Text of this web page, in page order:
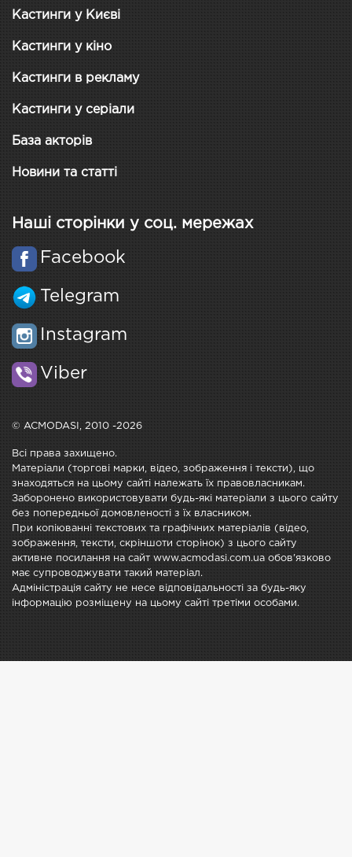
Кастинги у Києві
Кастинги у кіно
Кастинги в рекламу
Кастинги у серіали
База акторів
Новини та статті
Наші сторінки у соц. мережах
Facebook
Telegram
Instagram
Viber
© ACMODASI, 2010 -2026
Всі права захищено.
Матеріали (торгові марки, відео, зображення і тексти), що
знаходяться на цьому сайті належать їх правовласникам.
Заборонено використовувати будь-які матеріали з цього сайту
без попередньої домовленості з їх власником.
При копіюванні текстових та графічних матеріалів (відео,
зображення, тексти, скріншоти сторінок) з цього сайту
активне посилання на сайт www.acmodasi.com.ua обов'язково
має супроводжувати такий матеріал.
Адміністрація сайту не несе відповідальності за будь-яку
інформацію розміщену на цьому сайті третіми особами.